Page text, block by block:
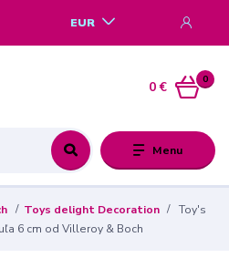
Menu
EUR
0
0 €
Toys delight Decoration
Toy's
6 cm od Villeroy & Boch